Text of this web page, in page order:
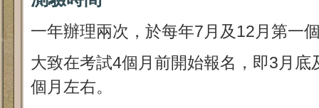
一年辦理兩次，於每年7月及12月第一
大致在考試4個月前開始報名，即3月底
個月左右。